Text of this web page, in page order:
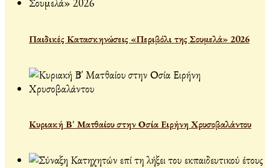
Παιδικές Κατασκηνώσεις «Περιβόλι της Σουμελά» 2026
Κυριακή Β' Ματθαίου στην Οσία Ειρήνη Χρυσοβαλάντου